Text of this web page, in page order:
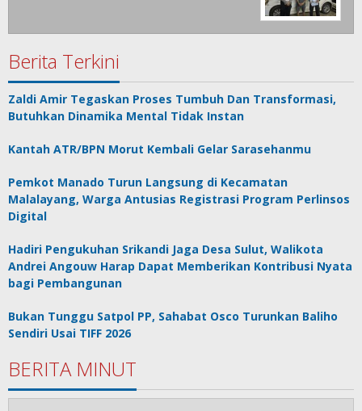
Berita Terkini
Zaldi Amir Tegaskan Proses Tumbuh Dan Transformasi,
Butuhkan Dinamika Mental Tidak Instan
Kantah ATR/BPN Morut Kembali Gelar Sarasehanmu
Pemkot Manado Turun Langsung di Kecamatan
Malalayang, Warga Antusias Registrasi Program Perlinsos
Digital
Hadiri Pengukuhan Srikandi Jaga Desa Sulut, Walikota
Andrei Angouw Harap Dapat Memberikan Kontribusi Nyata
bagi Pembangunan
Bukan Tunggu Satpol PP, Sahabat Osco Turunkan Baliho
Sendiri Usai TIFF 2026
BERITA MINUT